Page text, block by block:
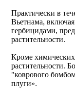
Практически в
Вьетнама,
гербицидами,
растительности.
Кроме
растительности.
"коврового
плуги».